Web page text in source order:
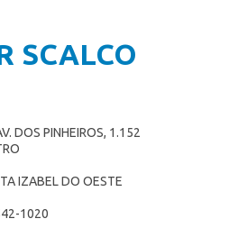
SCALCO
DOS PINHEIROS, 1.152
IZABEL DO OESTE
1020